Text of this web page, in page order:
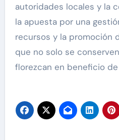
autoridades locales y la
la apuesta por una
recursos y la promoción
que no solo se
florezcan en beneficio